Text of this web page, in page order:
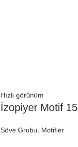
Hızlı görünüm
İzopiyer Motif 15
Söve Grubu, Motifler